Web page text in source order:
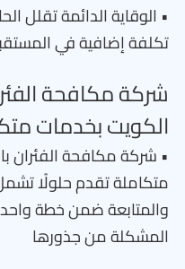
• الوقاية الدائمة تقلل
تكلفة إضافية في
شركة مكافحة
الكويت بخدمات
• شركة مكافحة الفئران
متكاملة تقدم حلولًا
والمتابعة ضمن خطة
المشكلة من جذورها